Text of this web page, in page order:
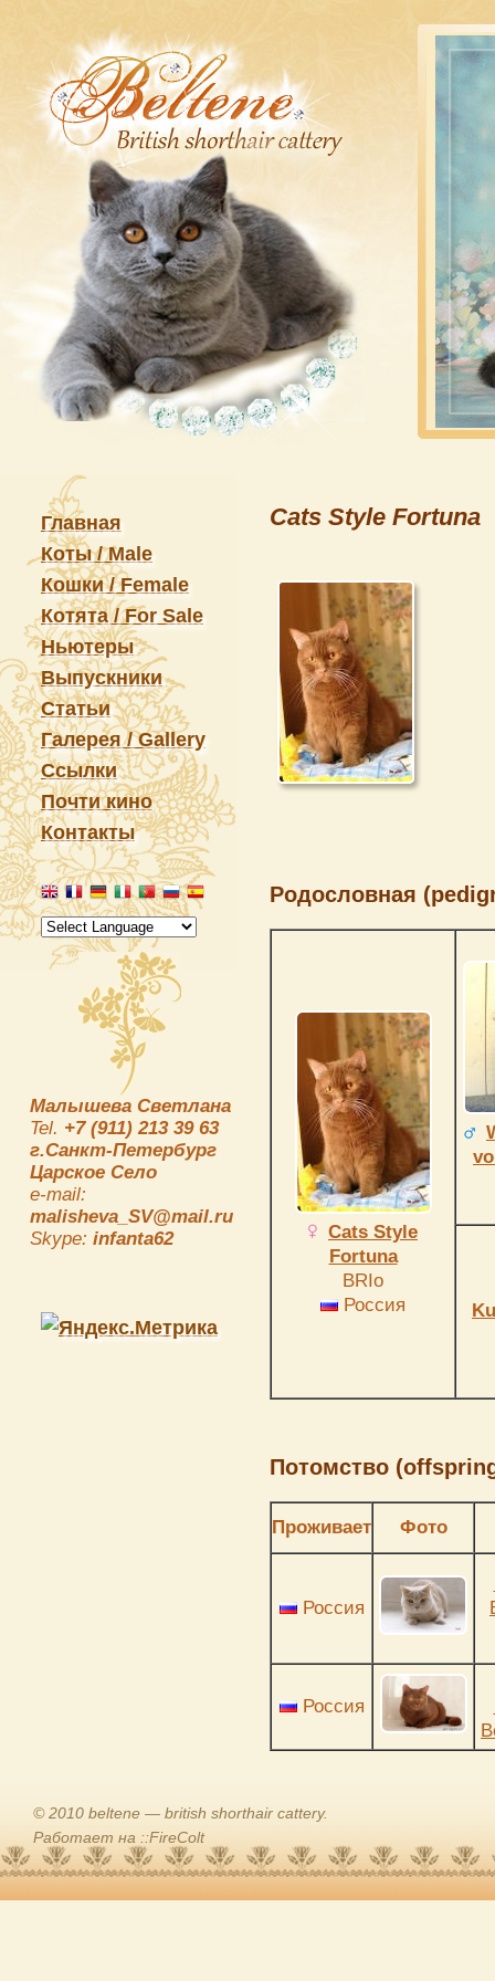
Главная
Коты / Male
Кошки / Female
Котята / For Sale
Ньютеры
Выпускники
Статьи
Галерея / Gallery
Ссылки
Почти кино
Контакты
Малышева Светлана
Tel. +7 (911) 213 39 63
г.Санкт-Петербург
Царское Село
e-mail:
malisheva_SV@mail.ru
Skype: infanta62
Cats Style Fortuna
Родословная
Cats Style
Fortuna
BRIo
Россия
Потомство
Проживает Фото
Россия
Россия
© 2010 beltene — british shorthair cattery.
Работает на ::FireColt